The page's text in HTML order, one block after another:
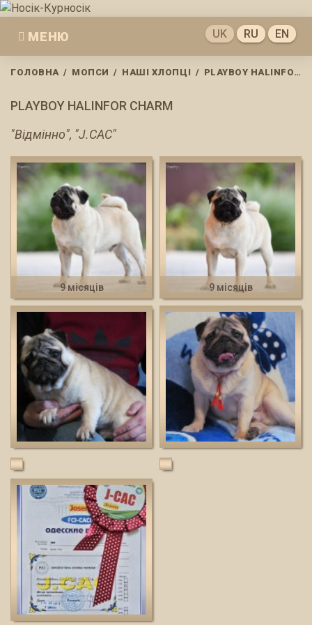
Skip
contentМЕНЮ UK RU EN
ГОЛОВНА / МОПСИ / НАШІ ХЛОПЦІ / PLAYBOY HALINFOR CHARM
PLAYBOY HALINFOR CHARM
"Відмінно", "J.CAC"
9 місяців 9 місяців